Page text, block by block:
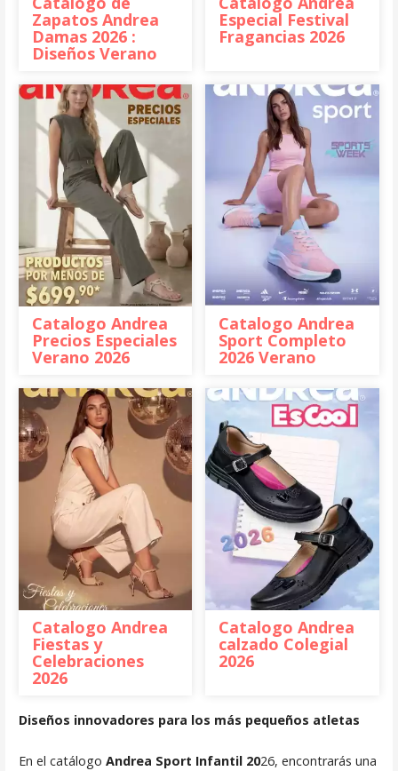
Zapatos Andrea
Damas 2026 :
Diseños Verano
Especial Festival
Fragancias 2026
Catalogo Andrea
Precios Especiales
Verano 2026
Catalogo Andrea
Sport Completo
2026 Verano
Catalogo Andrea
Fiestas y
Celebraciones
2026
Catalogo Andrea
calzado Colegial
2026
Diseños innovadores para los más pequeños atletas
En el catálogo Andrea Sport Infantil 2026, encontrarás una